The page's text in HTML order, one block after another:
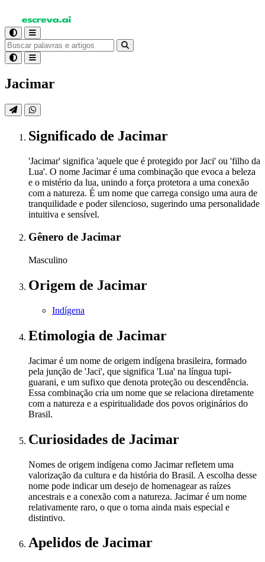
Jacimar
Significado de Jacimar
'Jacimar' significa 'aquele que é protegido por Jaci' ou 'filho da
Lua'. O nome Jacimar é uma combinação que evoca a beleza
e o mistério da lua, unindo a força protetora a uma conexão
com a natureza. É um nome que carrega consigo uma aura de
tranquilidade e poder silencioso, sugerindo uma personalidade
intuitiva e sensível.
Gênero de Jacimar
Masculino
Origem de Jacimar
Indígena
Etimologia de Jacimar
Jacimar é um nome de origem indígena brasileira, formado
pela junção de 'Jaci', que significa 'Lua' na língua tupi-
guarani, e um sufixo que denota proteção ou descendência.
Essa combinação cria um nome que se relaciona diretamente
com a natureza e a espiritualidade dos povos originários do
Brasil.
Curiosidades de Jacimar
Nomes de origem indígena como Jacimar refletem uma
valorização da cultura e da história do Brasil. A escolha desse
nome pode indicar um desejo de homenagear as raízes
ancestrais e a conexão com a natureza. Jacimar é um nome
relativamente raro, o que o torna ainda mais especial e
distintivo.
Apelidos de Jacimar